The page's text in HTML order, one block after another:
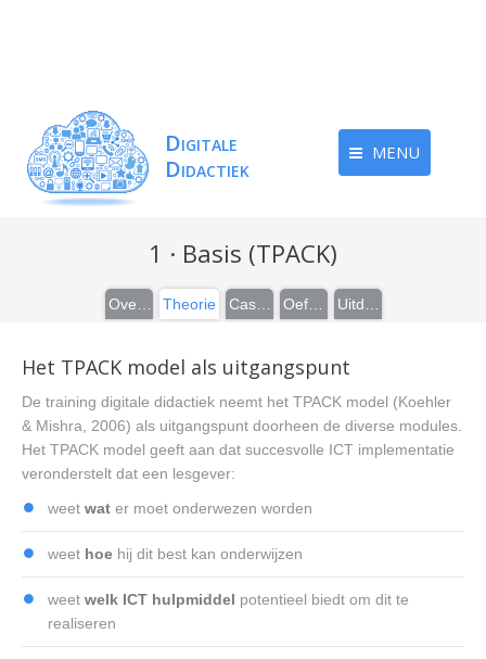
MENU
1 · Basis (TPACK)
Theorie Casussen Oefeningen
Het TPACK model als uitgangspunt
De training digitale didactiek neemt het TPACK model (Koehler
& Mishra, 2006) als uitgangspunt doorheen de diverse modules.
Het TPACK model geeft aan dat succesvolle ICT implementatie
veronderstelt dat een lesgever:
weet wat er moet onderwezen worden
weet hoe hij dit best kan onderwijzen
weet welk ICT hulpmiddel potentieel biedt om dit te
realiseren